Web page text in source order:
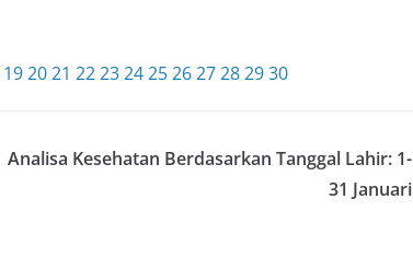
192021 222324252627282930
Analisa Kesehatan Berdasarkan Tanggal Lahir: 1-
31 Januari